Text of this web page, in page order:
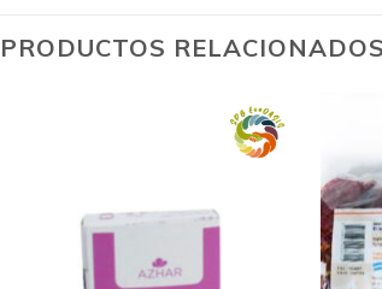
PRODUCTOS RELACIONADOS